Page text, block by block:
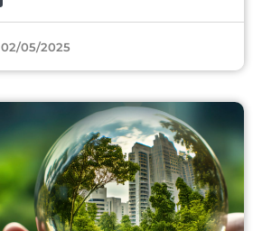
02/05/2025